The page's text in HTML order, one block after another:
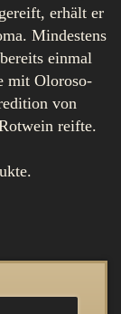
erhält er
Mindestens
einmal
mit Oloroso-
von
reifte.